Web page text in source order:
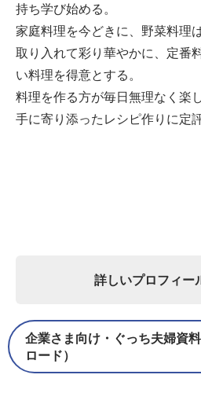
持ち学び始める。
家庭料理を今どきに、野菜料理
取り入れて彩り華やかに、定番
い料理を得意とする。
料理を作る方が毎日無理なく楽
手に寄り添ったレシピ作りに定
詳しいプロフィー
企業さま向け・ぐっち夫婦資
ロード）